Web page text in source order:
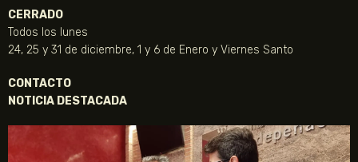
CERRADO
Todos los lunes
24, 25 y 31 de diciembre, 1 y 6 de Enero y Viernes Santo
CONTACTO
NOTICIA DESTACADA